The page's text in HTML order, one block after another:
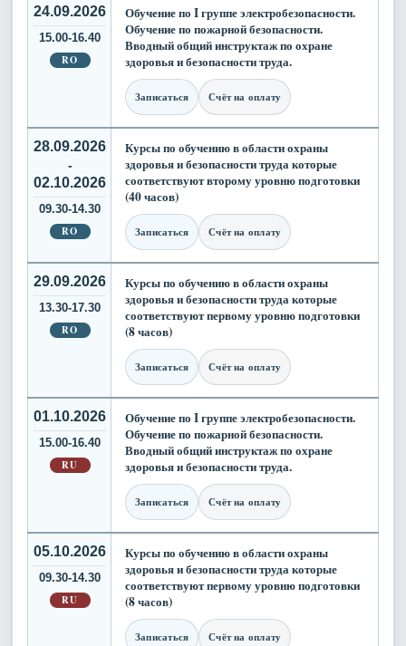
24.09.2026
15.00-16.40
RO
Обучение по I группе электробезопасности.
Обучение по пожарной безопасности.
Вводный общий инструктаж по охране
здоровья и безопасности труда.
Записаться Счёт на оплату
28.09.2026
-
02.10.2026
09.30-14.30
RO
Курсы по обучению в области охраны
здоровья и безопасности труда которые
соответствуют второму уровню подготовки
(40 часов)
Записаться Счёт на оплату
29.09.2026
13.30-17.30
RO
Курсы по обучению в области охраны
здоровья и безопасности труда которые
соответствуют первому уровню подготовки
(8 часов)
Записаться Счёт на оплату
01.10.2026
15.00-16.40
RU
Обучение по I группе электробезопасности.
Обучение по пожарной безопасности.
Вводный общий инструктаж по охране
здоровья и безопасности труда.
Записаться Счёт на оплату
05.10.2026
09.30-14.30
RU
Курсы по обучению в области охраны
здоровья и безопасности труда которые
соответствуют первому уровню подготовки
(8 часов)
Записаться Счёт на оплату